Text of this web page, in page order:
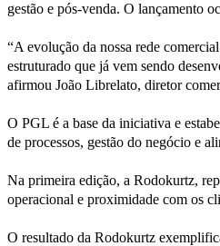
gestão e pós-venda. O lançamento
“A evolução da nossa rede
estruturado que já vem sendo
afirmou João Librelato, diretor
O PGL é a base da iniciativa e
de processos, gestão do negócio e
Na primeira edição, a Rodokurtz,
operacional e proximidade com os
O resultado da Rodokurtz